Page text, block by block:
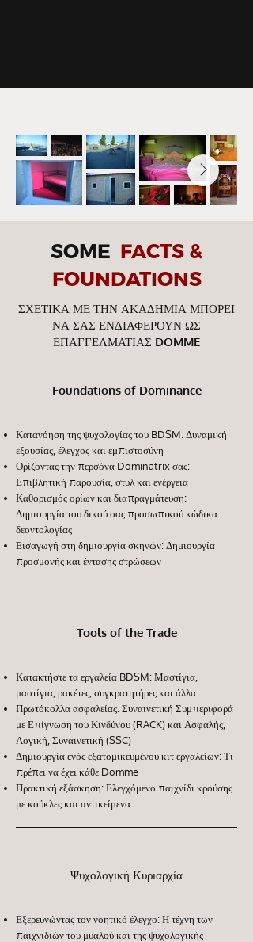
SOME FACTS &
FOUNDATIONS
ΣΧΕΤΙΚΑ ΜΕ ΤΗΝ ΑΚΑΔΗΜΙΑ ΜΠΟΡΕΙ
ΝΑ ΣΑΣ ΕΝΔΙΑΦΕΡΟΥΝ ΩΣ
ΕΠΑΓΓΕΛΜΑΤΙΑΣ DOMME
Foundations of Dominance
Κατανόηση της ψυχολογίας του BDSM: Δυναμική
εξουσίας, έλεγχος και εμπιστοσύνη
Ορίζοντας την περσόνα Dominatrix σας:
Επιβλητική παρουσία, στυλ και ενέργεια
Καθορισμός ορίων και διαπραγμάτευση:
Δημιουργία του δικού σας προσωπικού κώδικα
δεοντολογίας
Εισαγωγή στη δημιουργία σκηνών: Δημιουργία
προσμονής και έντασης στρώσεων
Tools of the Trade
Κατακτήστε τα εργαλεία BDSM: Μαστίγια,
μαστίγια, ρακέτες, συγκρατητήρες και άλλα
Πρωτόκολλα ασφαλείας: Συναινετική Συμπεριφορά
με Επίγνωση του Κινδύνου (RACK) και Ασφαλής,
Λογική, Συναινετική (SSC)
Δημιουργία ενός εξατομικευμένου κιτ εργαλείων: Τι
πρέπει να έχει κάθε Domme
Πρακτική εξάσκηση: Ελεγχόμενο παιχνίδι κρούσης
με κούκλες και αντικείμενα
Ψυχολογική Κυριαρχία
Εξερευνώντας τον νοητικό έλεγχο: Η τέχνη των
παιχνιδιών του μυαλού και της ψυχολογικής